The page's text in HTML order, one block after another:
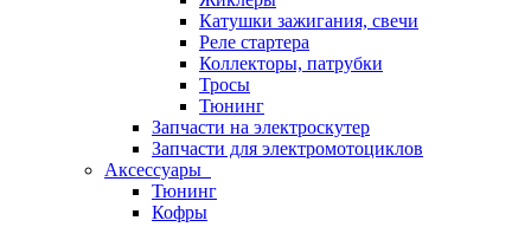
Катушки зажигания, свечи
Реле стартера
Коллекторы, патрубки
Тросы
Тюнинг
Запчасти на электроскутер
Запчасти для электромотоциклов
Аксессуары
Тюнинг
Кофры